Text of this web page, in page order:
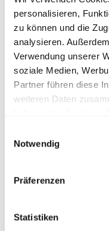
personalisieren,
zu können und die
analysieren.
Verwendung unserer
soziale Medien,
Partner führen diese
weiteren Daten
Notwendig
Präferenzen
Statistiken
57,90€ / m²